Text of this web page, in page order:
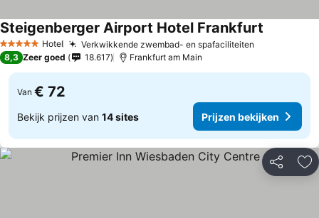
5 Sterren Hotel Verkwikkende zwembad- en spafaciliteiten
Steigenberger Airport Hotel Frankfurt
8,3 Zeer goed 18.617 Frankfurt am Main
Van € 72
Bekijk prijzen van 14 sites Prijzen bekijken
Delen